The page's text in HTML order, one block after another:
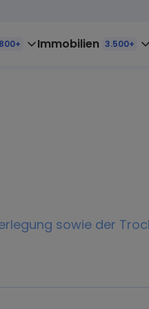
Immobilien 3.500+
sowie der